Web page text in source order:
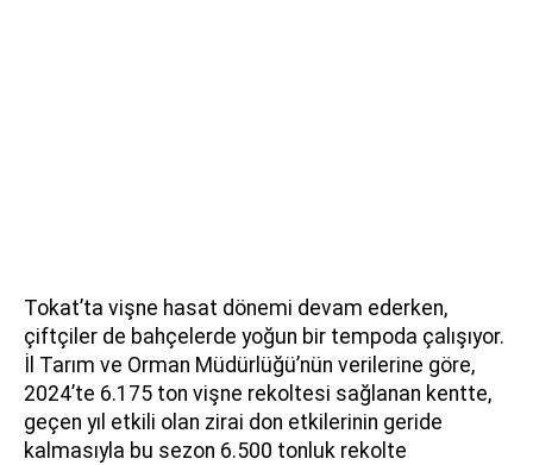
Tokat’ta vişne hasat dönemi devam ederken,
çiftçiler de bahçelerde yoğun bir tempoda çalışıyor.
İl Tarım ve Orman Müdürlüğü’nün verilerine göre,
2024’te 6.175 ton vişne rekoltesi sağlanan kentte,
geçen yıl etkili olan zirai don etkilerinin geride
kalmasıyla bu sezon 6.500 tonluk rekolte